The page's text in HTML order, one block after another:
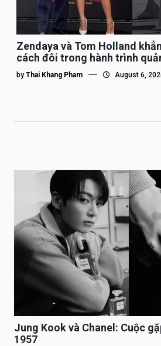
Zendaya và Tom Holland
cách đôi trong hành trình
by Thai Khang Pham August 6,
Jung Kook và Chanel: Cuộc
1957